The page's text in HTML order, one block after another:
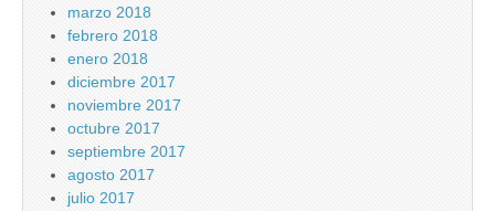
marzo 2018
febrero 2018
enero 2018
diciembre 2017
noviembre 2017
octubre 2017
septiembre 2017
agosto 2017
julio 2017